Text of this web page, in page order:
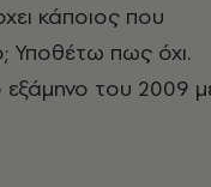
κάποιος που
Υποθέτω πως όχι.
του 2009